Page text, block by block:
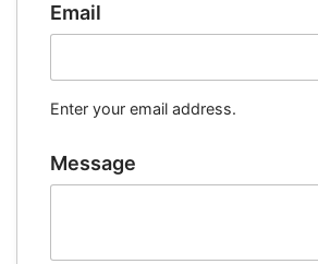
Email
Enter your email address.
Message